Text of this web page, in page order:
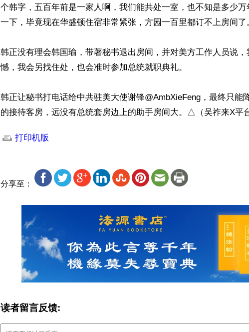
个韩字，五百年前是一家人啊，我们能共处一室，也不知是多少
一下，毕竟现在华盛顿住宿非常紧张，方园一百里都订不上房间了
韩正没有理会韩国瑜，带著秘书退出房间，并对美方工作人员说
憾，我会另找住处，也会准时参加总统就职典礼。
韩正让秘书打电话给中共驻美大使谢锋@AmbXieFeng，最终只能
的接待客房，远没有总统套房边上的助手房间大。△（吴祚来X平台
打印机版
分享至：
读者留言反馈: